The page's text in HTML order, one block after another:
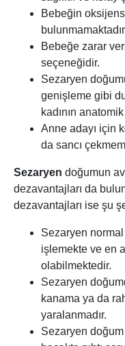
Bebeğin
Bebeğe zarar
seçeneğidir.
Sezaryen
genişleme gibi
kadının
Anne adayı için
da sancı
Sezaryen doğumun
dezavantajları da
dezavantajları ise şu
Sezaryen
işlemekte ve en
olabilmektedir.
Sezaryen
kanama ya da
yaralanmadır.
Sezaryen